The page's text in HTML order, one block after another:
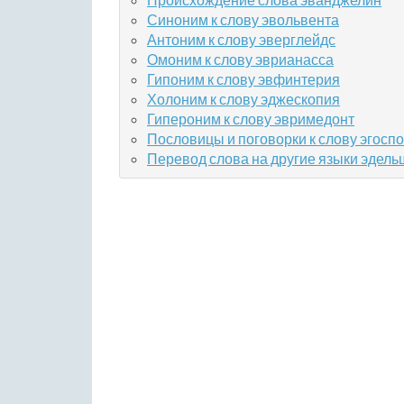
Синоним к слову эвольвента
Антоним к слову эверглейдс
Омоним к слову эврианасса
Гипоним к слову эвфинтерия
Холоним к слову эджескопия
Гипероним к слову эвримедонт
Пословицы и поговорки к слову
Перевод слова на другие языки